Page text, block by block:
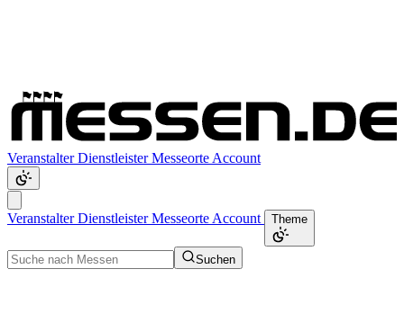
VeranstalterDienstleisterMesseorte Account
VeranstalterDienstleisterMesseorte Account Theme
Suchen